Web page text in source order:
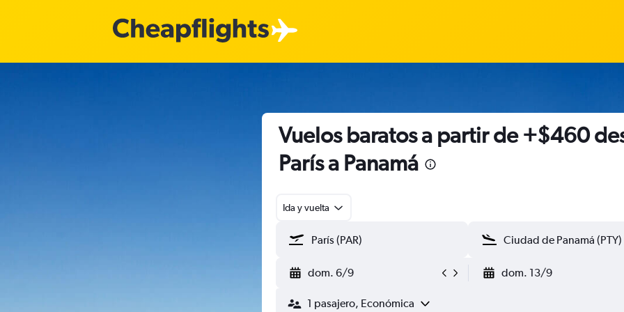
Vuelos baratos a partir de +$460
París a Panamá
Ida y vuelta
dom. 6/9 dom. 13/9
1 pasajero, Económica